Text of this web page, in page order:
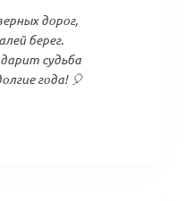
дорог,
берег.
судьба
года! 🎈